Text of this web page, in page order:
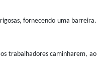
fornecendo uma barreira.
trabalhadores caminharem, ao